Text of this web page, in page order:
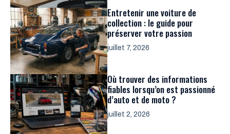
Entretenir une voiture de
collection : le guide pour
préserver votre passion
juillet 7, 2026
Où trouver des informations
fiables lorsqu’on est passionné
d’auto et de moto ?
juillet 2, 2026